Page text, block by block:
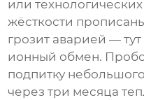
или
жёсткости
грозит аварией —
ионный обмен.
подпитку
через три месяца